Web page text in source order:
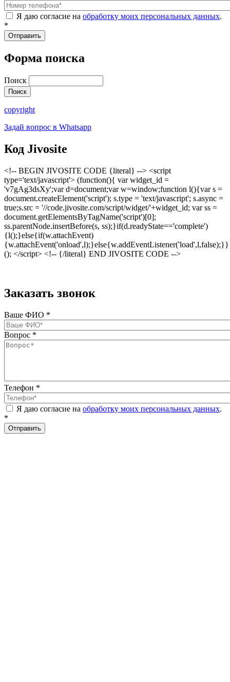
Я даю согласие на обработку моих персональных данных.
*
Форма поиска
Поиск
copyright
Задай вопрос в Whatsapp
Код Jivosite
<!-- BEGIN JIVOSITE CODE {literal} --> <script
type='text/javascript'> (function(){ var widget_id =
'v7gAg3dsXy';var d=document;var w=window;function l(){var s =
document.createElement('script'); s.type = 'text/javascript'; s.async =
true;s.src = '//code.jivosite.com/script/widget/'+widget_id; var ss =
document.getElementsByTagName('script')[0];
ss.parentNode.insertBefore(s, ss);}if(d.readyState=='complete')
{l();}else{if(w.attachEvent)
(); </script> <!-- {/literal} END JIVOSITE CODE -->
Заказать звонок
Ваше ФИО *
Вопрос *
Телефон *
Я даю согласие на обработку моих персональных данных.
*